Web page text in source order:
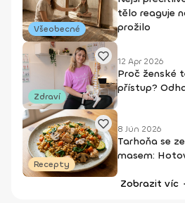
Všeobecné
tělo reaguje
prožilo
Zdraví
12 Apr 2026
Proč ženské
přístup?
Recepty
8 Jún 2026
Tarhoňa se
masem:
Zobrazit víc